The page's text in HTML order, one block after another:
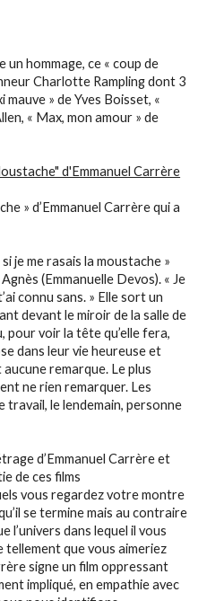
un hommage, ce « coup de
Charlotte Rampling dont 3
» de Yves Boisset, «
« Max, mon amour » de
d'Emmanuel Carrère
» d’Emmanuel Carrère qui a
je me rasais la moustache »
(Emmanuelle Devos). « Je
connu sans. » Elle sort un
devant le miroir de la salle de
pour voir la tête qu’elle fera,
dans leur vie heureuse et
remarque. Le plus
ne rien remarquer. Les
travail, le lendemain, personne
d’Emmanuel Carrère et
de ces films
vous regardez votre montre
se termine mais au contraire
l’univers dans lequel il vous
que vous aimeriez
signe un film oppressant
impliqué, en empathie avec